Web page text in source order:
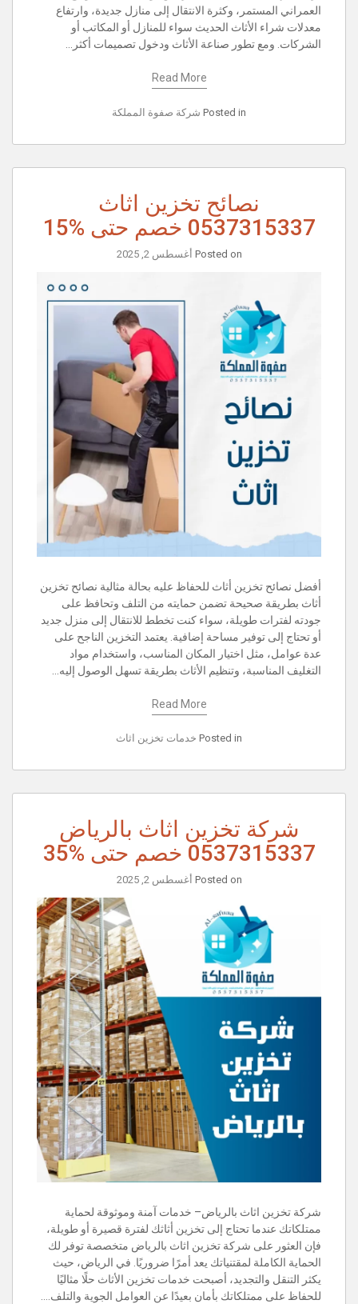
العمراني المستمر، وكثرة الانتقال إلى منازل جديدة، وارتفاع
معدلات شراء الأثاث الحديث سواء للمنازل أو المكاتب أو
الشركات. ومع تطور صناعة الأثاث ودخول تصميمات أكثر…
Read More
Posted in شركة صفوة المملكة
نصائح تخزين اثاث
0537315337 خصم حتى %15
Posted on أغسطس 2, 2025
أفضل نصائح تخزين أثاث للحفاظ عليه بحالة مثالية نصائح تخزين
أثاث بطريقة صحيحة تضمن حمايته من التلف وتحافظ على
جودته لفترات طويلة، سواء كنت تخطط للانتقال إلى منزل جديد
أو تحتاج إلى توفير مساحة إضافية. يعتمد التخزين الناجح على
عدة عوامل، مثل اختيار المكان المناسب، واستخدام مواد
التغليف المناسبة، وتنظيم الأثاث بطريقة تسهل الوصول إليه…
Read More
Posted in خدمات تخزين اثاث
شركة تخزين اثاث بالرياض
0537315337 خصم حتى %35
Posted on أغسطس 2, 2025
شركة تخزين اثاث بالرياض– خدمات آمنة وموثوقة لحماية
ممتلكاتك عندما تحتاج إلى تخزين أثاثك لفترة قصيرة أو طويلة،
فإن العثور على شركة تخزين اثاث بالرياض متخصصة توفر لك
الحماية الكاملة لمقتنياتك يعد أمرًا ضروريًا. في الرياض، حيث
يكثر التنقل والتجديد، أصبحت خدمات تخزين الأثاث حلًا مثاليًا
للحفاظ على ممتلكاتك بأمان بعيدًا عن العوامل الجوية والتلف.…